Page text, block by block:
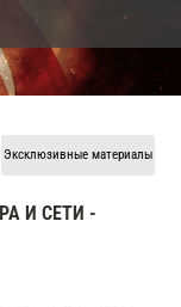
Эксклюзивные материалы
И СЕТИ -